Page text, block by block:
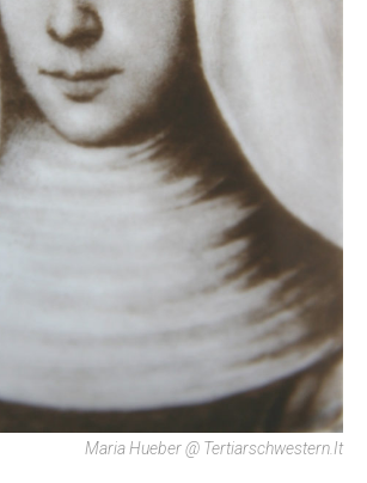
Maria Hueber @ Tertiarschwestern.it